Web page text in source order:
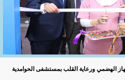
الهضمي ورعاية القلب بمستشفى الحوامدية